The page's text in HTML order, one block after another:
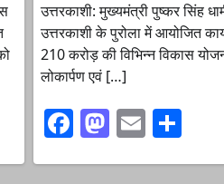
उत्तरकाशी: मुख्यमंत्री पुष्कर सिंह
उत्तरकाशी के पुरोला में आयोजित
210 करोड़ की विभिन्न विकास
लोकार्पण एवं […]
Facebook
Mastodon
Email